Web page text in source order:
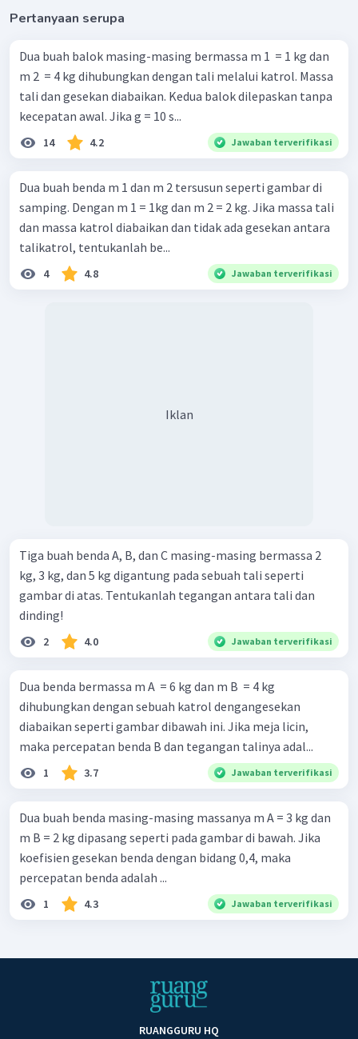
Pertanyaan serupa
Dua buah balok masing-masing bermassa m 1 ​ = 1 kg dan
m 2 ​ = 4 kg dihubungkan dengan tali melalui katrol. Massa
tali dan gesekan diabaikan. Kedua balok dilepaskan tanpa
kecepatan awal. Jika g = 10 s...
14 4.2 Jawaban terverifikasi
Dua buah benda m 1 dan m 2 tersusun seperti gambar di
samping. Dengan m 1 = 1kg dan m 2 = 2 kg. Jika massa tali
dan massa katrol diabaikan dan tidak ada gesekan antara
talikatrol, tentukanlah be...
4 4.8 Jawaban terverifikasi
Iklan
Tiga buah benda A, B, dan C masing-masing bermassa 2
kg, 3 kg, dan 5 kg digantung pada sebuah tali seperti
gambar di atas. Tentukanlah tegangan antara tali dan
dinding!
2 4.0 Jawaban terverifikasi
Dua benda bermassa m A ​ = 6 kg dan m B ​ = 4 kg
dihubungkan dengan sebuah katrol dengangesekan
diabaikan seperti gambar dibawah ini. Jika meja licin,
maka percepatan benda B dan tegangan talinya adal...
1 3.7 Jawaban terverifikasi
Dua buah benda masing-masing massanya m A = 3 kg dan
m B = 2 kg dipasang seperti pada gambar di bawah. Jika
koefisien gesekan benda dengan bidang 0,4, maka
percepatan benda adalah ...
1 4.3 Jawaban terverifikasi
RUANGGURU HQ